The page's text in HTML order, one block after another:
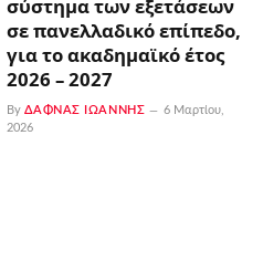
σύστημα των εξετάσεων
σε πανελλαδικό επίπεδο,
για το ακαδημαϊκό έτος
2026 – 2027
By ΔΑΦΝΆΣ ΙΩΆΝΝΗΣ
6 Μαρτίου,
2026